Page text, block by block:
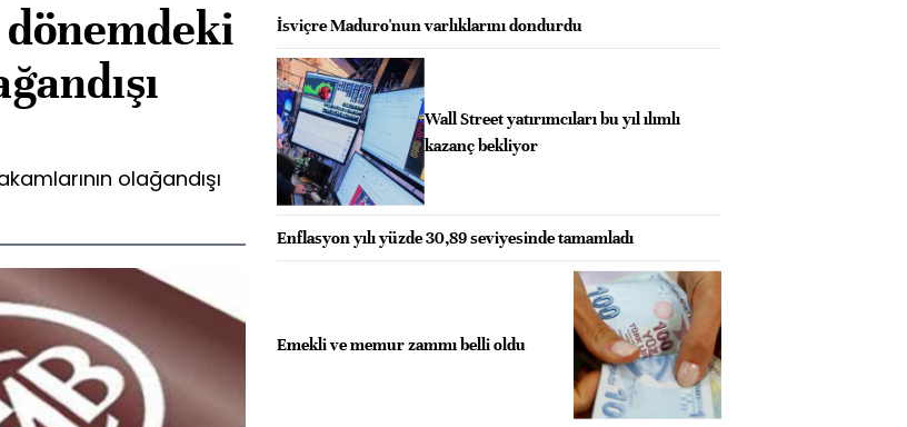
olağandışı
İsviçre Maduro'nun varlıklarını dondurdu
Wall Street yatırımcıları bu yıl ılımlı
kazanç bekliyor
Enflasyon yılı yüzde 30,89 seviyesinde tamamladı
Emekli ve memur zammı belli oldu